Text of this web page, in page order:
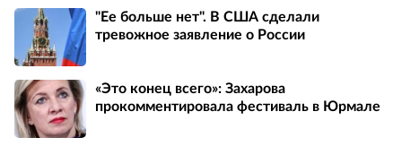
"Ее больше нет". В США сделали
тревожное заявление о России
«Это конец всего»: Захарова
прокомментировала фестиваль в Юрмале